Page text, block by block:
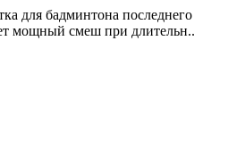
для бадминтона последнего
мощный смеш при длительн..